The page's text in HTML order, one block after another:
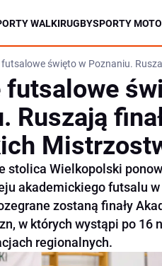
WALKIRUGBYSPORTY
święto w Poznaniu.
futsalowe
Ruszają
stolica Wielkopolski
akademickiego futsalu w
zostaną finały
w których wystąpi po 16
regionalnych.